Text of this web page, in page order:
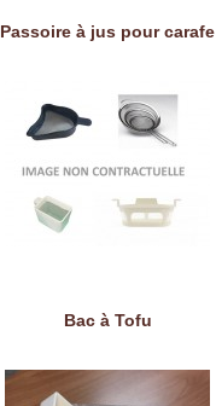
Passoire à jus pour carafe
Bac à Tofu